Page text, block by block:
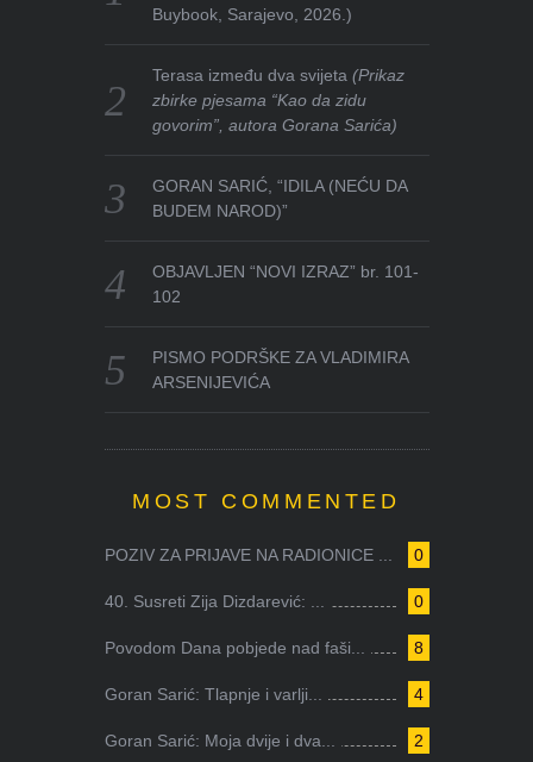
Buybook, Sarajevo, 2026.)
Terasa između dva svijeta(Prikaz
zbirke pjesama “Kao da zidu
govorim”, autora Gorana Sarića)
GORAN SARIĆ, “IDILA (NEĆU DA
BUDEM NAROD)”
OBJAVLJEN “NOVI IZRAZ” br. 101-
102
PISMO PODRŠKE ZA VLADIMIRA
ARSENIJEVIĆA
MOST COMMENTED
0
POZIV ZA PRIJAVE NA RADIONICE ...
0
40. Susreti Zija Dizdarević: ...
8
Povodom Dana pobjede nad faši...
4
Goran Sarić: Tlapnje i varlji...
2
Goran Sarić: Moja dvije i dva...